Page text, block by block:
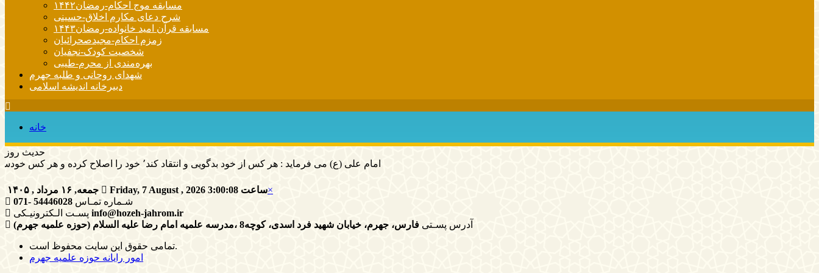
مسابقه موج احکام-رمضان۱۴۴۲
شرح دعای مکارم اخلاق-حسینی
مسابقه قرآن امید خانواده-رمضان۱۴۴۳
زمزم احکام-مجیدصحرائیان
شخصیت کودک-نجفیان
بهره‌مندی از محرم-طیبی
شهدای روحانی و طلبه جهرم
دبیرخانه اندیشه اسلامی
خانه
حدیث روز
امام علی (ع) می فرماید : هر کس از خود بدگویی و انتقاد کند٬ خود را اصلاح کرده و هر کس خودستایی نماید٬ پس به تحقیق خویش را تباه نموده است.
جمعه, ۱۶ مرداد , ۱۴۰۵ Friday, 7 August , 2026 ساعت 3:00:09
×
شـماره تمـاس 54446028 -071
پسـت الـکترونیـکی info@hozeh-jahrom.ir
آدرس پسـتی فارس، جهرم، خیابان شهید فرد اسدی، کوچه8 ،مدرسه علمیه امام رضا علیه السلام (حوزه علمیه جهرم)
تمامی حقوق این سایت محفوظ است.
امور رایانه حوزه علمیه جهرم